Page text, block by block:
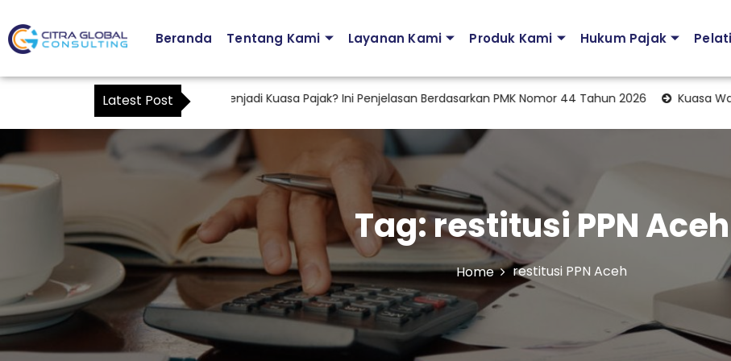
Beranda Tentang Kami Layanan Kami Produk Kami Hukum Pajak
Latest Post
Apakah Karyawan Bisa Menjadi Kuasa Pajak? Ini Penjelasan Berdasarkan PMK Nomor 44 Tahun 2026 Kuasa Wajib
Tag:restitusi PPN Aceh
Home restitusi PPN Aceh